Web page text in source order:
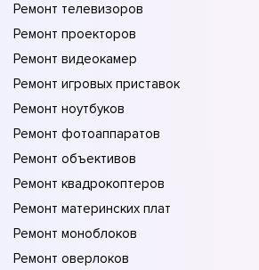
Ремонт телевизоров
Ремонт проекторов
Ремонт видеокамер
Ремонт игровых приставок
Ремонт ноутбуков
Ремонт фотоаппаратов
Ремонт объективов
Ремонт квадрокоптеров
Ремонт материнских плат
Ремонт моноблоков
Ремонт оверлоков